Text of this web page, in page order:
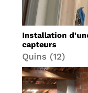
Installation
capteurs
Quins (12)